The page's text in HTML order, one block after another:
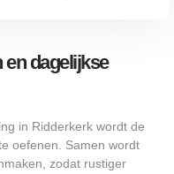
dagelijkse
in Ridderkerk wordt de
oefenen. Samen wordt
zodat rustiger